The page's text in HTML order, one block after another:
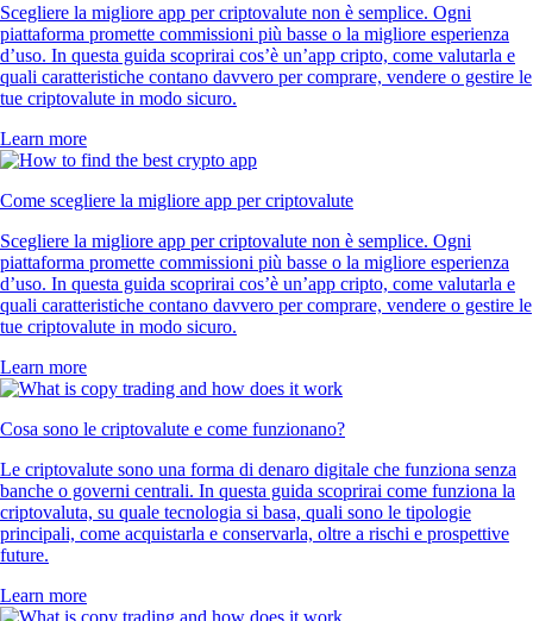
Scegliere la migliore app per criptovalute non è semplice. Ogni
piattaforma promette commissioni più basse o la migliore esperienza
d’uso. In questa guida scoprirai cos’è un’app cripto, come valutarla e
quali caratteristiche contano davvero per comprare, vendere o gestire le
tue criptovalute in modo sicuro.
Learn more
Come scegliere la migliore app per criptovalute
Scegliere la migliore app per criptovalute non è semplice. Ogni
piattaforma promette commissioni più basse o la migliore esperienza
d’uso. In questa guida scoprirai cos’è un’app cripto, come valutarla e
quali caratteristiche contano davvero per comprare, vendere o gestire le
tue criptovalute in modo sicuro.
Learn more
Cosa sono le criptovalute e come funzionano?
Le criptovalute sono una forma di denaro digitale che funziona senza
banche o governi centrali. In questa guida scoprirai come funziona la
criptovaluta, su quale tecnologia si basa, quali sono le tipologie
principali, come acquistarla e conservarla, oltre a rischi e prospettive
future.
Learn more